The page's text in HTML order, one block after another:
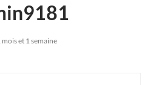
et 1 semaine